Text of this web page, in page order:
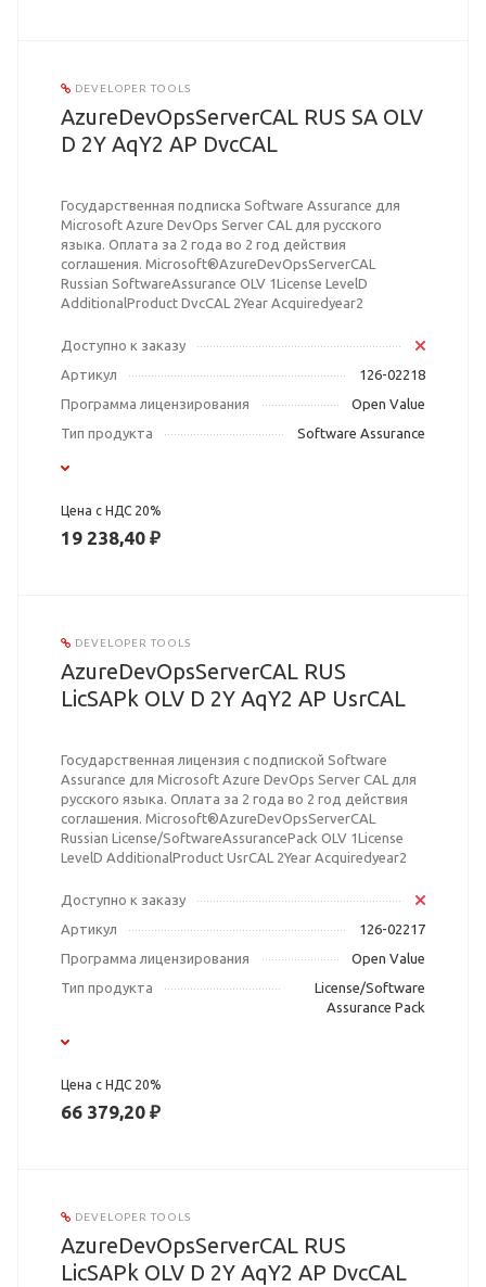
DEVELOPER TOOLS
AzureDevOpsServerCAL RUS SA OLV
D 2Y AqY2 AP DvcCAL
Государственная подписка Software Assurance для
Microsoft Azure DevOps Server CAL для русского
языка. Оплата за 2 года во 2 год действия
соглашения. Microsoft®AzureDevOpsServerCAL
Russian SoftwareAssurance OLV 1License LevelD
AdditionalProduct DvcCAL 2Year Acquiredyear2
Доступно к заказу
Артикул
126-02218
Программа лицензирования
Open Value
Тип продукта
Software Assurance
Цена с НДС 20%
19 238,40 ₽
DEVELOPER TOOLS
AzureDevOpsServerCAL RUS
LicSAPk OLV D 2Y AqY2 AP UsrCAL
Государственная лицензия с подпиской Software
Assurance для Microsoft Azure DevOps Server CAL для
русского языка. Оплата за 2 года во 2 год действия
соглашения. Microsoft®AzureDevOpsServerCAL
Russian License/SoftwareAssurancePack OLV 1License
LevelD AdditionalProduct UsrCAL 2Year Acquiredyear2
Доступно к заказу
Артикул
126-02217
Программа лицензирования
Open Value
Тип продукта
License/Software
Assurance Pack
Цена с НДС 20%
66 379,20 ₽
DEVELOPER TOOLS
AzureDevOpsServerCAL RUS
LicSAPk OLV D 2Y AqY2 AP DvcCAL